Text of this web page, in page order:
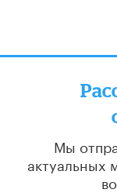
Мы
актуальных